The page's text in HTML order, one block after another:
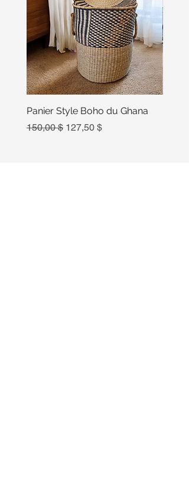
Panier Style Boho du Ghana
Prix original
150,00 $ Prix promotionnel
127,50 $